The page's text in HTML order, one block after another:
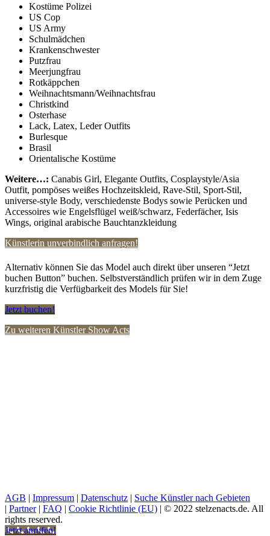
Kostüme Polizei
US Cop
US Army
Schulmädchen
Krankenschwester
Putzfrau
Meerjungfrau
Rotkäppchen
Weihnachtsmann/Weihnachtsfrau
Christkind
Osterhase
Lack, Latex, Leder Outfits
Burlesque
Brasil
Orientalische Kostüme
Weitere…: Canabis Girl, Elegante Outfits, Cosplaystyle/Asia
Outfit, pompöses weißes Hochzeitskleid, Rave-Stil, Sport-Stil,
universe-style Body, verschiedenste Bodys sowie Perücken und
Accessoires wie Engelsflügel weiß/schwarz, Federfächer, Isis
Wings, original arabische Bauchtanzkleidung
Künstlerin unverbindlich anfragen!
Alternativ können Sie das Model auch direkt über unseren “Jetzt
buchen Button” buchen. Selbstverständlich prüfen wir in dem Zuge
kurzfristig die Verfügbarkeit des Models für Sie!
Jetzt buchen!
Zu weiteren Künstler Show Acts
AGB | Impressum | Datenschutz | Suche Künstler nach Gebieten
| Partner| FAQ | Cookie Richtlinie (EU) | © 2022 stelzenacts.de. All
rights reserved.
Jetzt anrufen!